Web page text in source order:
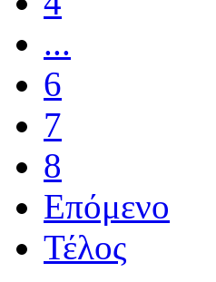
...
6
7
8
Επόμενο
Τέλος